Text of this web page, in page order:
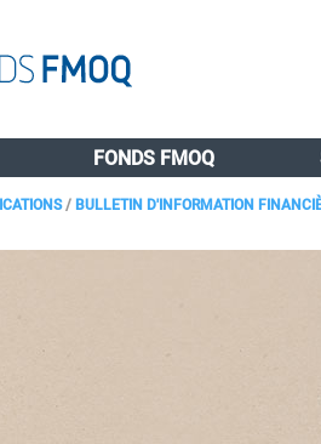
FONDS FMOQ
/BULLETIN D'INFORMATION